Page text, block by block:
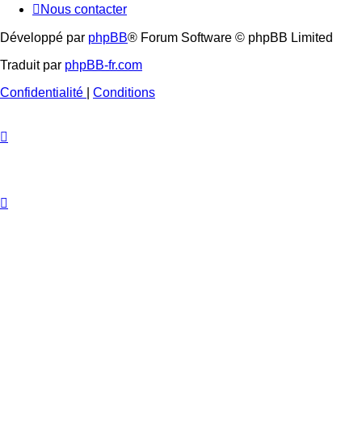
Nous contacter
Développé par phpBB® Forum Software © phpBB Limited
Traduit par phpBB-fr.com
Confidentialité
Conditions